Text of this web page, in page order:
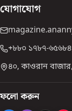
যোগাযোগ
+৮৮০ ১৭৮৭-
৪০, কাওরান
ফলো করুন